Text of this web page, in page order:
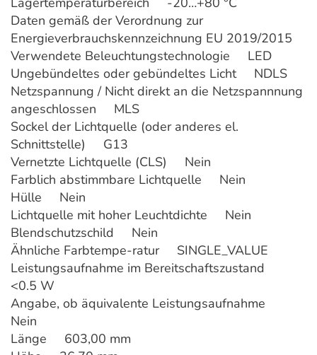
Daten gemäß der Verordnung zur
Energieverbrauchskennzeichnung EU 2019/2015
Verwendete Beleuchtungstechnologie LED
Ungebündeltes oder gebündeltes Licht NDLS
Netzspannung / Nicht direkt an die Netzspannnung
angeschlossen MLS
Sockel der Lichtquelle (oder anderes el.
Schnittstelle) G13
Vernetzte Lichtquelle (CLS) Nein
Farblich abstimmbare Lichtquelle Nein
Hülle Nein
Lichtquelle mit hoher Leuchtdichte Nein
Blendschutzschild Nein
Ähnliche Farbtempe-ratur SINGLE_VALUE
Leistungsaufnahme im Bereitschaftszustand
<0.5 W
Angabe, ob äquivalente Leistungsaufnahme
Nein
Länge 603,00 mm